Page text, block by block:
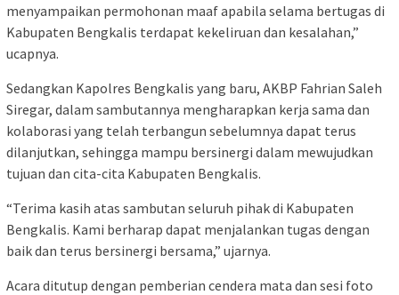
menyampaikan permohonan maaf apabila selama bertugas di
Kabupaten Bengkalis terdapat kekeliruan dan kesalahan,”
ucapnya.
Sedangkan Kapolres Bengkalis yang baru, AKBP Fahrian Saleh
Siregar, dalam sambutannya mengharapkan kerja sama dan
kolaborasi yang telah terbangun sebelumnya dapat terus
dilanjutkan, sehingga mampu bersinergi dalam mewujudkan
tujuan dan cita-cita Kabupaten Bengkalis.
“Terima kasih atas sambutan seluruh pihak di Kabupaten
Bengkalis. Kami berharap dapat menjalankan tugas dengan
baik dan terus bersinergi bersama,” ujarnya.
Acara ditutup dengan pemberian cendera mata dan sesi foto